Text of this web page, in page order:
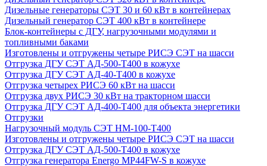
Дизельные генераторы СЭТ 30 и 60 кВт в контейнерах
Дизельный генератор СЭТ 400 кВт в контейнере
Блок-контейнеры с ДГУ, нагрузочными модулями и
топливными баками
Изготовлены и отгружены четыре РИСЭ СЭТ на шасси
Отгрузка ДГУ СЭТ АД-500-Т400 в кожухе
Отгрузка ДГУ СЭТ АД-40-Т400 в кожухе
Отгрузка четырех РИСЭ 60 кВт на шасси
Отгрузка двух РИСЭ 30 кВт на тракторном шасси
Отгрузка ДГУ СЭТ АД-400-Т400 для объекта энергетики
Отгрузки
Нагрузочный модуль СЭТ НМ-100-Т400
Изготовлены и отгружены четыре РИСЭ СЭТ на шасси
Отгрузка ДГУ СЭТ АД-500-Т400 в кожухе
Отгрузка генератора Energo MP44FW-S в кожухе